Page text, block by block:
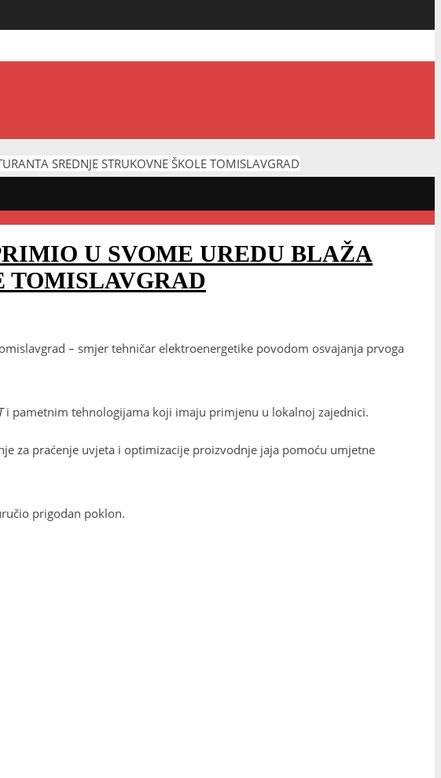
SREDNJE STRUKOVNE ŠKOLE TOMISLAVGRAD
U SVOME UREDU BLAŽA
TOMISLAVGRAD
– smjer tehničar elektroenergetike povodom osvajanja prvoga
i pametnim tehnologijama koji imaju primjenu u lokalnoj zajednici.
za praćenje uvjeta i optimizacije proizvodnje jaja pomoću umjetne
prigodan poklon.